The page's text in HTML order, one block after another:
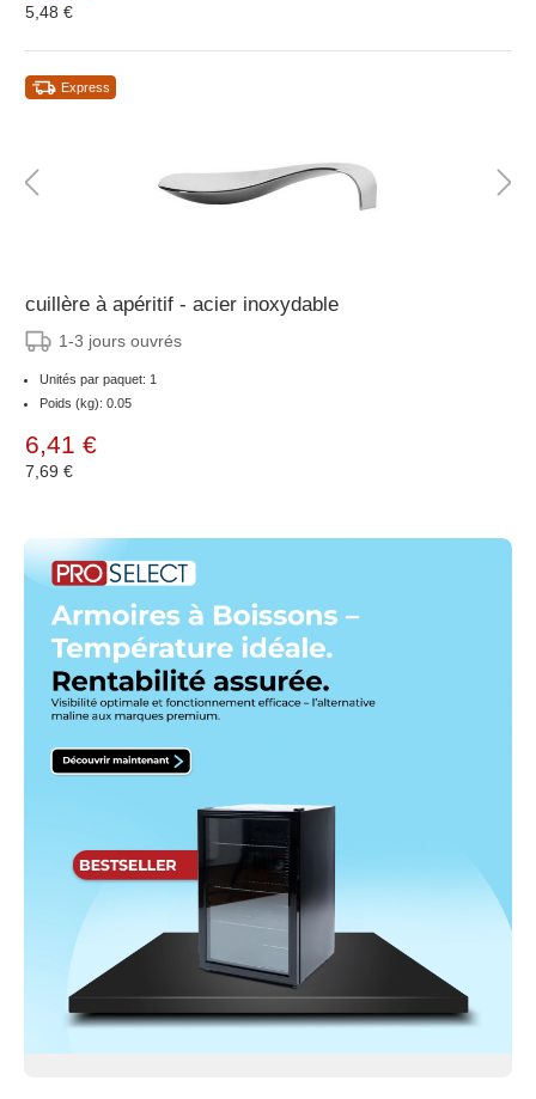
5,48 €
Express
cuillère à apéritif - acier inoxydable
1-3 jours ouvrés
Unités par paquet: 1
Poids (kg): 0.05
6,41 €
7,69 €